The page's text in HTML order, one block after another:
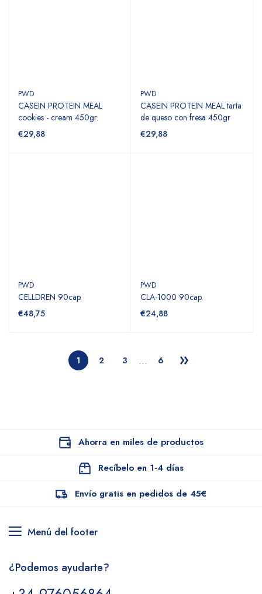
PWD
CASEIN PROTEIN MEAL
cookies - cream 450gr.
€29,88
PWD
CASEIN PROTEIN MEAL tarta
de queso con fresa 450gr
€29,88
PWD
CELLDREN 90cap.
€48,75
PWD
CLA-1000 90cap.
€24,88
1 2 3 … 6
Ahorra en miles de productos
Recíbelo en 1-4 días
Envío gratis en pedidos de 45€
Menú del footer
¿Podemos ayudarte?